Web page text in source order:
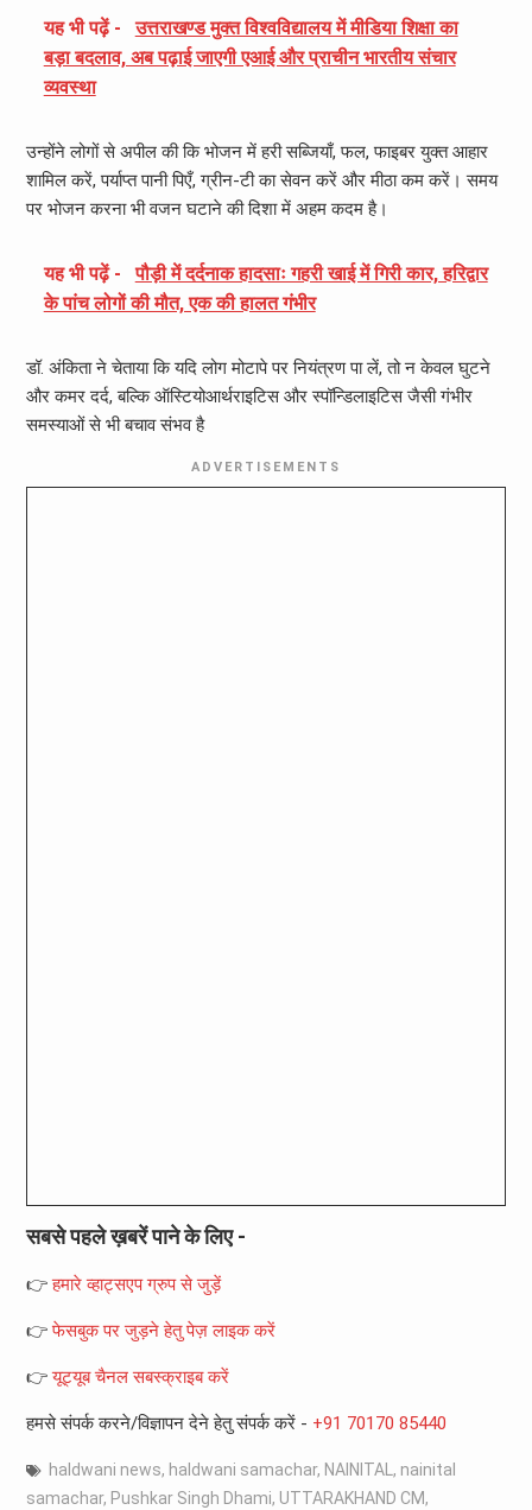
यह भी पढ़ें -
उत्तराखण्ड मुक्त विश्वविद्यालय में मीडिया शिक्षा का
बड़ा बदलाव, अब पढ़ाई जाएगी एआई और प्राचीन भारतीय संचार
व्यवस्था
उन्होंने लोगों से अपील की कि भोजन में हरी सब्जियाँ, फल, फाइबर युक्त आहार
शामिल करें, पर्याप्त पानी पिएँ, ग्रीन-टी का सेवन करें और मीठा कम करें। समय
पर भोजन करना भी वजन घटाने की दिशा में अहम कदम है।
यह भी पढ़ें -
पौड़ी में दर्दनाक हादसाः गहरी खाई में गिरी कार, हरिद्वार
के पांच लोगों की मौत, एक की हालत गंभीर
डॉ. अंकिता ने चेताया कि यदि लोग मोटापे पर नियंत्रण पा लें, तो न केवल घुटने
और कमर दर्द, बल्कि ऑस्टियोआर्थराइटिस और स्पॉन्डिलाइटिस जैसी गंभीर
समस्याओं से भी बचाव संभव है
ADVERTISEMENTS
सबसे पहले ख़बरें पाने के लिए -
👉हमारे व्हाट्सएप ग्रुप से जुड़ें
👉फेसबुक पर जुड़ने हेतु पेज़ लाइक करें
👉यूट्यूब चैनल सबस्क्राइब करें
हमसे संपर्क करने/विज्ञापन देने हेतु संपर्क करें - +91 70170 85440
haldwani news, haldwani samachar, NAINITAL, nainital
samachar, Pushkar Singh Dhami, UTTARAKHAND CM,